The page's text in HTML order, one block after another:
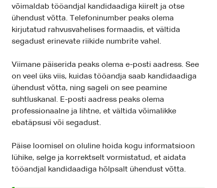
võimaldab tööandjal kandidaadiga kiirelt ja otse
ühendust võtta. Telefoninumber peaks olema
kirjutatud rahvusvahelises formaadis, et vältida
segadust erinevate riikide numbrite vahel.
Viimane päiserida peaks olema e-posti aadress. See
on veel üks viis, kuidas tööandja saab kandidaadiga
ühendust võtta, ning sageli on see peamine
suhtluskanal. E-posti aadress peaks olema
professionaalne ja lihtne, et vältida võimalikke
ebatäpsusi või segadust.
Päise loomisel on oluline hoida kogu informatsioon
lühike, selge ja korrektselt vormistatud, et aidata
tööandjal kandidaadiga hõlpsalt ühendust võtta.